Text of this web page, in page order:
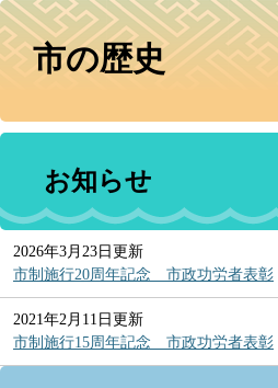
て
本
本
文
市の歴史
お知らせ
2026年3月23日更新
市制施行20周年記念 市政功労者表彰
2021年2月11日更新
市制施行15周年記念 市政功労者表彰